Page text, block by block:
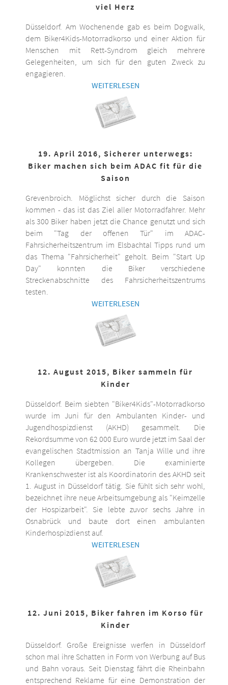
viel Herz
Düsseldorf. Am Wochenende gab es beim Dogwalk,
dem Biker4Kids-Motorradkorso und einer Aktion für
Menschen mit Rett-Syndrom gleich mehrere
Gelegenheiten, um sich für den guten Zweck zu
engagieren.
WEITERLESEN
19. April 2016, Sicherer unterwegs:
Biker machen sich beim ADAC fit für die
Saison
Grevenbroich. Möglichst sicher durch die Saison
kommen - das ist das Ziel aller Motorradfahrer. Mehr
als 300 Biker haben jetzt die Chance genutzt und sich
beim "Tag der offenen Tür" im ADAC-
Fahrsicherheitszentrum im Elsbachtal Tipps rund um
das Thema "Fahrsicherheit" geholt. Beim "Start Up
Day" konnten die Biker verschiedene
Streckenabschnitte des Fahrsicherheitszentrums
testen.
WEITERLESEN
12. August 2015, Biker sammeln für
Kinder
Düsseldorf. Beim siebten "Biker4Kids"-Motorradkorso
wurde im Juni für den Ambulanten Kinder- und
Jugendhospizdienst (AKHD) gesammelt. Die
Rekordsumme von 62 000 Euro wurde jetzt im Saal der
evangelischen Stadtmission an Tanja Wille und ihre
Kollegen übergeben. Die examinierte
Krankenschwester ist als Koordinatorin des AKHD seit
1. August in Düsseldorf tätig. Sie fühlt sich sehr wohl,
bezeichnet ihre neue Arbeitsumgebung als "Keimzelle
der Hospizarbeit". Sie lebte zuvor sechs Jahre in
Osnabrück und baute dort einen ambulanten
Kinderhospizdienst auf.
WEITERLESEN
12. Juni 2015, Biker fahren im Korso für
Kinder
Düsseldorf. Große Ereignisse werfen in Düsseldorf
schon mal ihre Schatten in Form von Werbung auf Bus
und Bahn voraus. Seit Dienstag fährt die Rheinbahn
entsprechend Reklame für eine Demonstration der